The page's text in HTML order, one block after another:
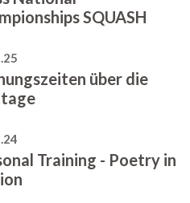
SQUASH
über die
Training - Poetry in